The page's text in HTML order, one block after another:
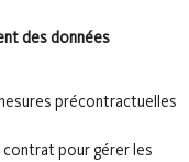
des données
précontractuelles
contrat pour gérer les